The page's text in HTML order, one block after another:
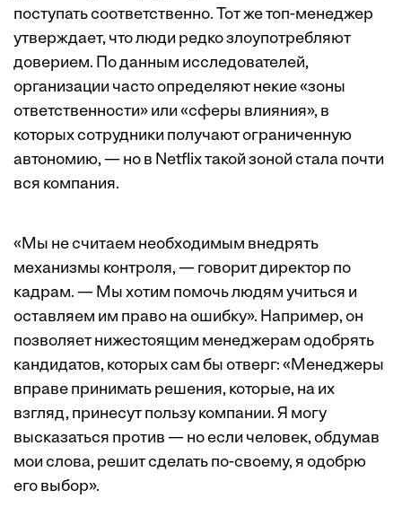
поступать соответственно. Тот же топ-менеджер
утверждает, что люди редко злоупотребляют
доверием. По данным исследователей,
организации часто определяют некие «зоны
ответственности» или «сферы влияния», в
которых сотрудники получают ограниченную
автономию, — но в Netflix такой зоной стала почти
вся компания.
«Мы не считаем необходимым внедрять
механизмы контроля, — говорит директор по
кадрам. — Мы хотим помочь людям учиться и
оставляем им право на ошибку». Например, он
позволяет нижестоящим менеджерам одобрять
кандидатов, которых сам бы отверг: «Менеджеры
вправе принимать решения, которые, на их
взгляд, принесут пользу компании. Я могу
высказаться против — но если человек, обдумав
мои слова, решит сделать по-своему, я одобрю
его выбор».